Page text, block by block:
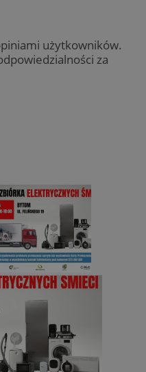
użytkowników.
za